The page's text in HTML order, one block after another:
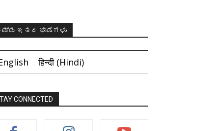
ಇತರ ಭಾಷೆಗಳು
हिन्दी(Hindi)
CONNECTED